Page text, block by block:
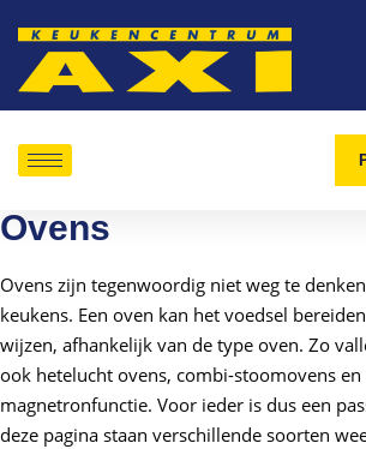
Ovens
Ovens zijn tegenwoordig niet weg te
keukens. Een oven kan het voedsel
wijzen, afhankelijk van de type oven. Zo
ook hetelucht ovens, combi-stoomovens
magnetronfunctie. Voor ieder is dus een
deze pagina staan verschillende soorten